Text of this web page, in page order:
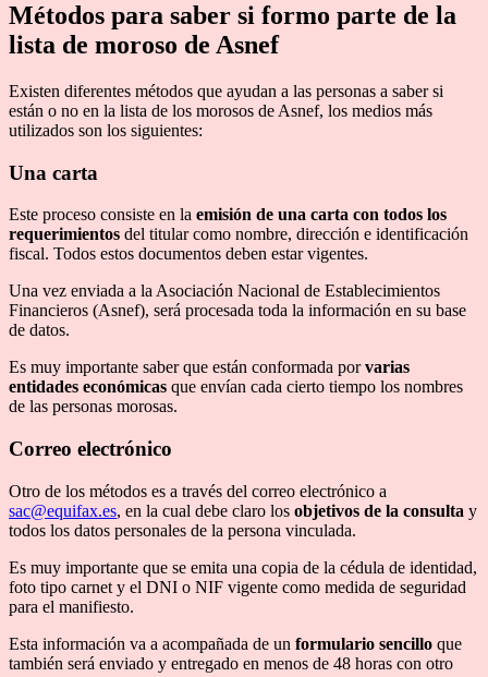
Métodos para saber si formo parte de la
lista de moroso de Asnef
Existen diferentes métodos que ayudan a las personas a saber si
están o no en la lista de los morosos de Asnef, los medios más
utilizados son los siguientes:
Una carta
Este proceso consiste en la emisión de una carta con todos los
requerimientos del titular como nombre, dirección e identificación
fiscal. Todos estos documentos deben estar vigentes.
Una vez enviada a la Asociación Nacional de Establecimientos
Financieros (Asnef), será procesada toda la información en su base
de datos.
Es muy importante saber que están conformada porvarias
entidades económicas que envían cada cierto tiempo los nombres
de las personas morosas.
Correo electrónico
Otro de los métodos es a través del correo electrónico a
sac@equifax.es, en la cual debe claro los objetivos de la consulta y
todos los datos personales de la persona vinculada.
Es muy importante que se emita una copia de la cédula de identidad,
foto tipo carnet y el DNI o NIF vigente como medida de seguridad
para el manifiesto.
Esta información va a acompañada de un formulario sencillo que
también será enviado y entregado en menos de 48 horas con otro